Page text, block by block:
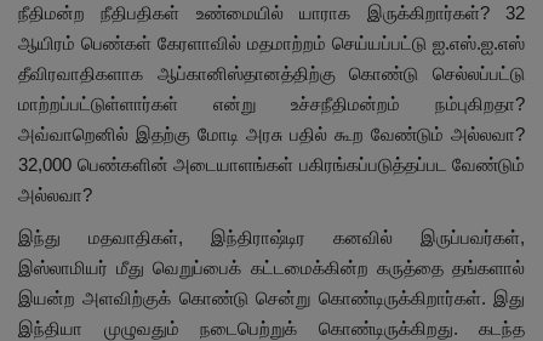
நீதிமன்ற நீதிபதிகள் உண்மையில் யாராக இருக்கிறார்கள்? 32
ஆயிரம் பெண்கள் கேரளாவில் மதமாற்றம் செய்யப்பட்டு ஐ.எஸ்.ஐ.எஸ்
தீவிரவாதிகளாக ஆப்கானிஸ்தானத்திற்கு கொண்டு செல்லப்பட்டு
மாற்றப்பட்டுள்ளார்கள் என்று உச்சநீதிமன்றம் நம்புகிறதா?
அவ்வாறெனில் இதற்கு மோடி அரசு பதில் கூற வேண்டும் அல்லவா?
32,000 பெண்களின் அடையாளங்கள் பகிரங்கப்படுத்தப்பட வேண்டும்
அல்லவா?
இந்து மதவாதிகள், இந்திராஷ்டிர கனவில் இருப்பவர்கள்,
இஸ்லாமியர் மீது வெறுப்பைக் கட்டமைக்கின்ற கருத்தை தங்களால்
இயன்ற அளவிற்குக் கொண்டு சென்று கொண்டிருக்கிறார்கள். இது
இந்தியா முழுவதும் நடைபெற்றுக் கொண்டிருக்கிறது. கடந்த